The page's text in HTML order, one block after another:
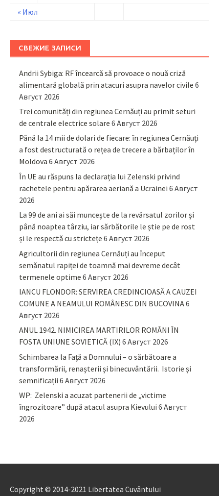
« Июл
СВЕЖИЕ ЗАПИСИ
Andrii Sybiga: RF încearcă să provoace o nouă criză
alimentară globală prin atacuri asupra navelor civile 6
Август 2026
Trei comunități din regiunea Cernăuți au primit seturi
de centrale electrice solare 6 Август 2026
Până la 14 mii de dolari de fiecare: în regiunea Cernăuți
a fost destructurată o rețea de trecere a bărbaților în
Moldova 6 Август 2026
În UE au răspuns la declarația lui Zelenski privind
rachetele pentru apărarea aeriană a Ucrainei 6 Август
2026
La 99 de ani ai săi muncește de la revărsatul zorilor și
până noaptea târziu, iar sărbătorile le știe pe de rost
și le respectă cu strictețe 6 Август 2026
Agricultorii din regiunea Cernăuți au început
semănatul rapiței de toamnă mai devreme decât
termenele optime 6 Август 2026
IANCU FLONDOR: SERVIREA CREDINCIOASĂ A CAUZEI
COMUNE A NEAMULUI ROMÂNESC DIN BUCOVINA6
Август 2026
ANUL 1942. NIMICIREA MARTIRILOR ROMÂNI ÎN
FOSTA UNIUNE SOVIETICĂ (IX) 6 Август 2026
Schimbarea la Față a Domnului – o sărbătoare a
transformării, renașterii și binecuvântării. Istorie și
semnificații 6 Август 2026
WP: Zelenski a acuzat partenerii de „victime
îngrozitoare” după atacul asupra Kievului 6 Август
2026
Copyright © 2014-2021 Libertatea Cuvântului